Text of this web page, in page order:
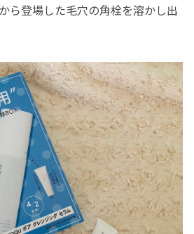
ら登場した毛穴の角栓を溶かし出